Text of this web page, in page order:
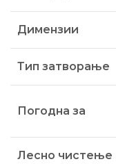
Димензии
Тип затворање
Погодна за
Лесно чистење